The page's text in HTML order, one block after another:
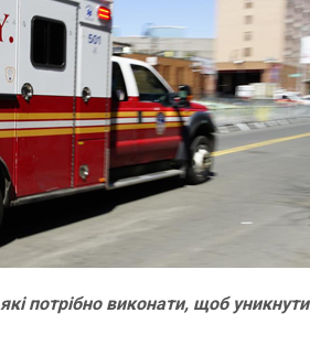
потрібно виконати, щоб уникнути